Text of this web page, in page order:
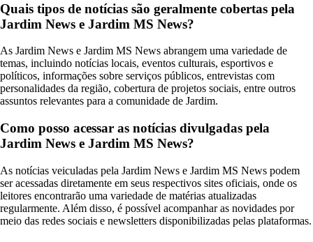
Quais tipos de notícias são geralmente cobertas pela
Jardim News e Jardim MS News?
As Jardim News e Jardim MS News abrangem uma variedade de
temas, incluindo notícias locais, eventos culturais, esportivos e
políticos, informações sobre serviços públicos, entrevistas com
personalidades da região, cobertura de projetos sociais, entre outros
assuntos relevantes para a comunidade de Jardim.
Como posso acessar as notícias divulgadas pela
Jardim News e Jardim MS News?
As notícias veiculadas pela Jardim News e Jardim MS News podem
ser acessadas diretamente em seus respectivos sites oficiais, onde os
leitores encontrarão uma variedade de matérias atualizadas
regularmente. Além disso, é possível acompanhar as novidades por
meio das redes sociais e newsletters disponibilizadas pelas plataformas.